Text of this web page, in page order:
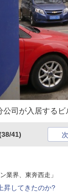
公司が入居するビ
41)
業界、東奔西走」
昇してきたのか?